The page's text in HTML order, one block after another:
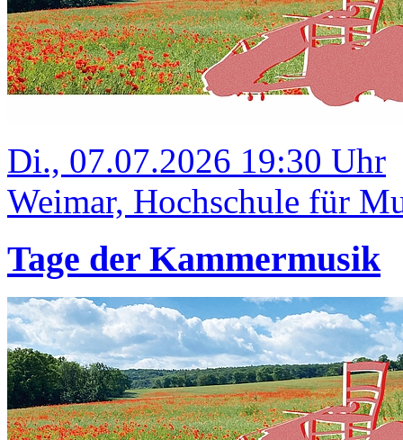
Di., 07.07.2026 19:30 Uhr
Weimar, Hochschule für
Tage der Kammermusik